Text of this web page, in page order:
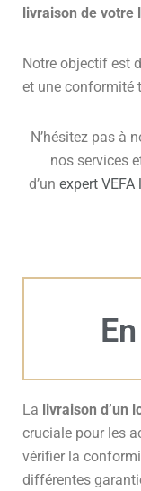
livraison de votre
Notre objectif est
et une conformité
N’hésitez pas à
nos services
d’un expert
La livraison d’un
cruciale pour les
vérifier la
différentes